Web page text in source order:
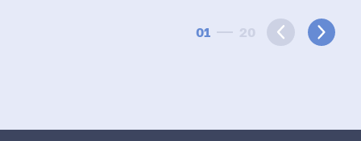
01 20